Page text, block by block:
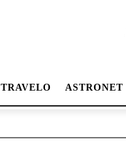
TRAVELO ASTRONET